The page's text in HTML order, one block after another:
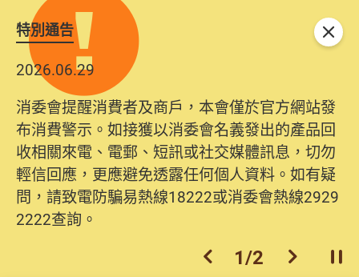
特別通告
2026.06.29
消委會提醒消費者及商戶，本會僅於官方網站發
布消費警示。如接獲以消委會名義發出的產品回
收相關來電、電郵、短訊或社交媒體訊息，切勿
輕信回應，更應避免透露任何個人資料。如有疑
問，請致電防騙易熱線18222或消委會熱線2929
2222查詢。
上一個
1/2 下一個開
關閉